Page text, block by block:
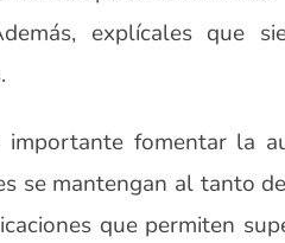
explícales que
fomentar la
se mantengan al tanto
que permiten